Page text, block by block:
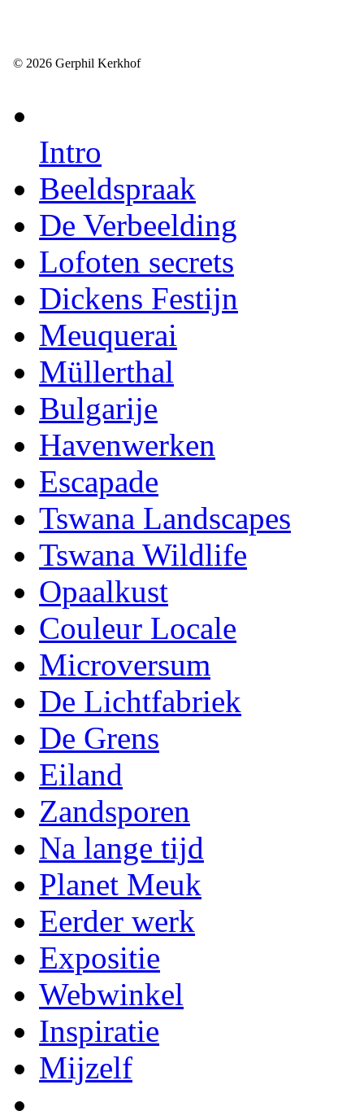
© 2026 Gerphil Kerkhof
Intro
Beeldspraak
De Verbeelding
Lofoten secrets
Dickens Festijn
Meuquerai
Müllerthal
Bulgarije
Havenwerken
Escapade
Tswana Landscapes
Tswana Wildlife
Opaalkust
Couleur Locale
Microversum
De Lichtfabriek
De Grens
Eiland
Zandsporen
Na lange tijd
Planet Meuk
Eerder werk
Expositie
Webwinkel
Inspiratie
Mijzelf